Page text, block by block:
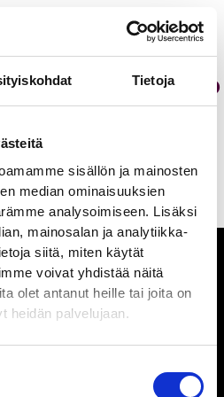
Tietoja
sisällön ja mainosten
median ominaisuuksien
analysoimiseen. Lisäksi
mainosalan ja analytiikka-
siitä, miten käytät
voivat yhdistää näitä
olet antanut heille tai joita on
heidän palvelujaan.
Momento